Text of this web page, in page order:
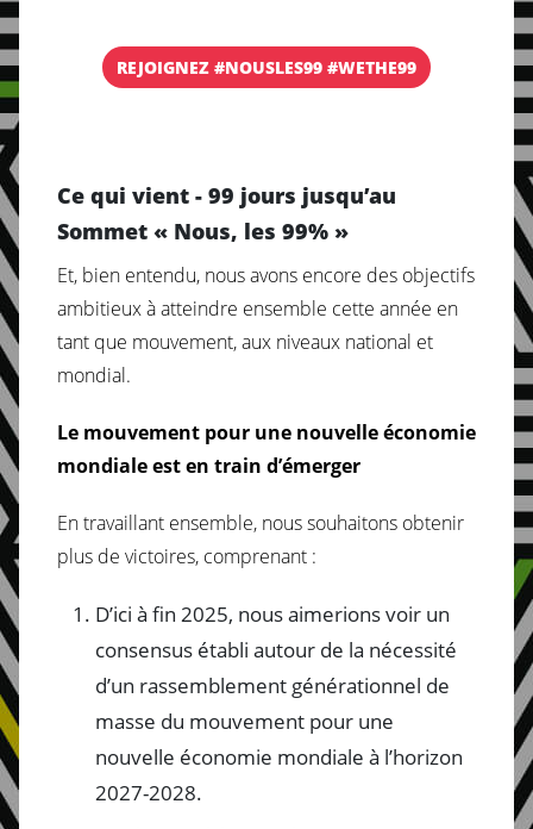
REJOIGNEZ #NOUSLES99 #WETHE99
Ce qui vient - 99 jours jusqu’au
Sommet « Nous, les 99% »
Et, bien entendu, nous avons encore des objectifs
ambitieux à atteindre ensemble cette année en
tant que mouvement, aux niveaux national et
mondial.
Le mouvement pour une nouvelle économie
mondiale est en train d’émerger
En travaillant ensemble, nous souhaitons obtenir
plus de victoires, comprenant :
D’ici à fin 2025, nous aimerions voir un
consensus établi autour de la nécessité
d’un rassemblement générationnel de
masse du mouvement pour une
nouvelle économie mondiale à l’horizon
2027-2028.